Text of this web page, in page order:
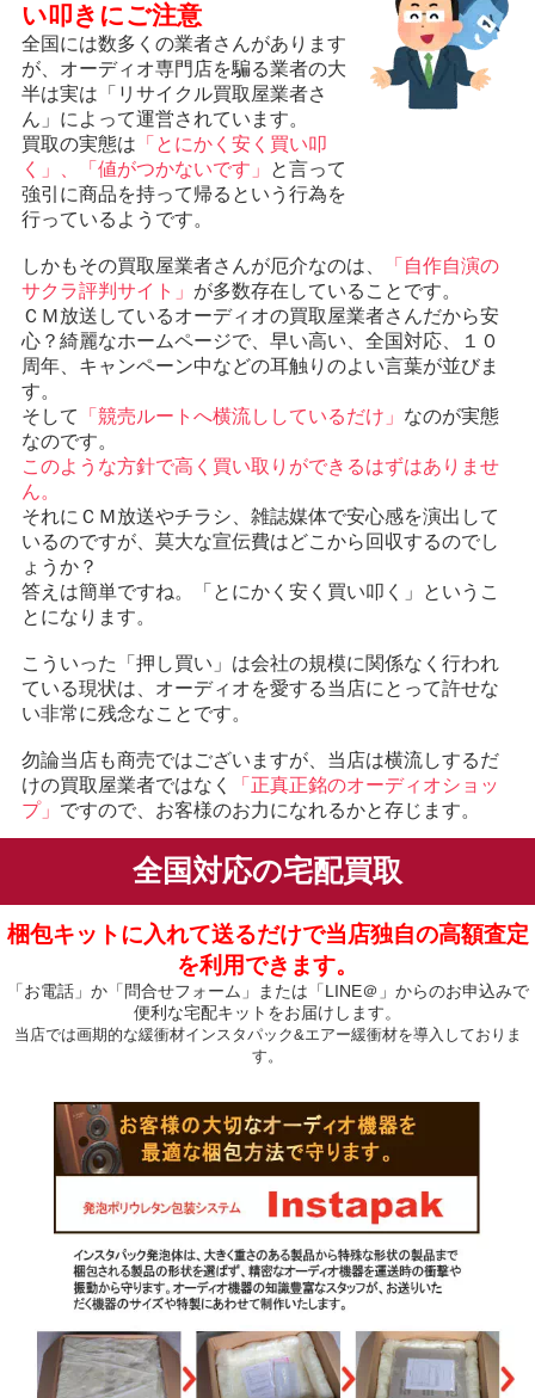
い叩きにご注意
全国には数多くの業者さんがあります
が、オーディオ専門店を騙る業者の大
半は実は「リサイクル買取屋業者さ
ん」によって運営されています。
買取の実態は 「とにかく安く買い叩
く」、「値がつかないです」
と言って
強引に商品を持って帰るという行為を
行っているようです。
しかもその買取屋業者さんが厄介なのは、
「自作自演の
サクラ評判サイト」 が多数存在していることです。
ＣＭ放送しているオーディオの買取屋業者さんだから安
心？綺麗なホームページで、早い高い、全国対応、１０
周年、キャンペーン中などの耳触りのよい言葉が並びま
す。
そして
「競売ルートへ横流ししているだけ」 なのが実態
なのです。
このような方針で高く買い取りができるはずはありませ
ん。
それにＣＭ放送やチラシ、雑誌媒体で安心感を演出して
いるのですが、莫大な宣伝費はどこから回収するのでし
ょうか？
答えは簡単ですね。「とにかく安く買い叩く」というこ
とになります。
こういった「押し買い」は会社の規模に関係なく行われ
ている現状は、オーディオを愛する当店にとって許せな
い非常に残念なことです。
勿論当店も商売ではございますが、当店は横流しするだ
けの買取屋業者ではなく
「正真正銘のオーディオショッ
プ」 ですので、お客様のお力になれるかと存じます。
全国対応の宅配買取
梱包キットに入れて送るだけで当店独自の高額査定
を利用できます。
「お電話」か「問合せフォーム」または「LINE＠」からのお申込みで
便利な宅配キットをお届けします。
当店では画期的な緩衝材インスタパック&エアー緩衝材を導入しておりま
す。